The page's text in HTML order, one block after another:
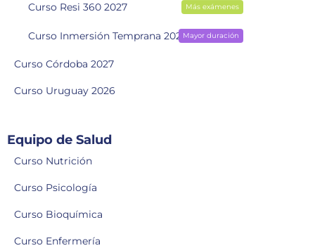
Curso Resi 360 2027 Más exámenes
Curso Inmersión Temprana 2028Mayor duración
Curso Córdoba 2027
Curso Uruguay 2026
Equipo de Salud
Curso Nutrición
Curso Psicología
Curso Bioquímica
Curso Enfermería